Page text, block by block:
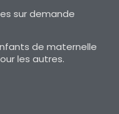
sur demande
de maternelle
les autres.